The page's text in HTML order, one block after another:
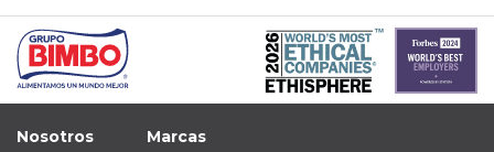
Nosotros Marcas